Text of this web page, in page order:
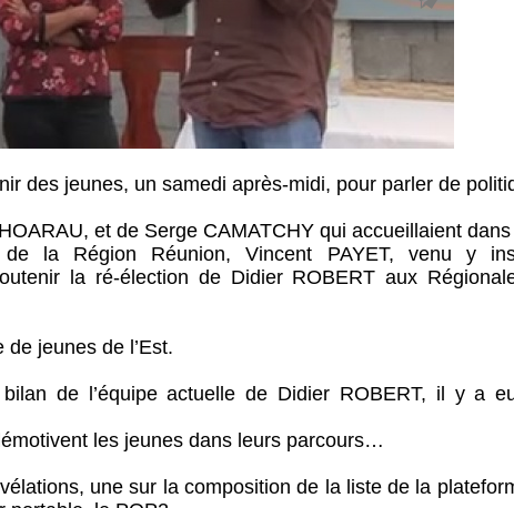
des jeunes, un samedi après-midi, pour parler de
et de Serge CAMATCHY qui accueillaient dans
la Région Réunion, Vincent PAYET, venu y
la ré-élection de Didier ROBERT aux
jeunes de l’Est.
de l’équipe actuelle de Didier ROBERT, il y a
les jeunes dans leurs parcours…
une sur la composition de la liste de la